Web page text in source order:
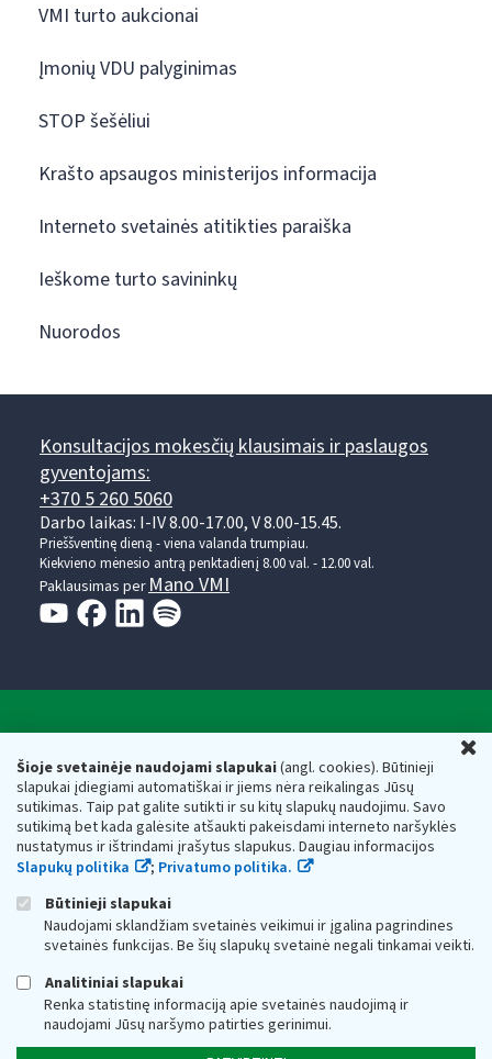
Šioje svetainėje naudojami slapukai(angl. cookies). Būtinieji
slapukai įdiegiami automatiškai ir jiems nėra reikalingas Jūsų
sutikimas. Taip pat galite sutikti ir su kitų slapukų naudojimu. Savo
sutikimą bet kada galėsite atšaukti pakeisdami interneto naršyklės
nustatymus ir ištrindami įrašytus slapukus. Daugiau informacijos
Slapukų politika
; Privatumo politika.
Būtinieji slapukai
Naudojami sklandžiam svetainės veikimui ir įgalina pagrindines
svetainės funkcijas. Be šių slapukų svetainė negali tinkamai veikti.
Analitiniai slapukai
Renka statistinę informaciją apie svetainės naudojimą ir
naudojami Jūsų naršymo patirties gerinimui.
VMI turto aukcionai
Įmonių VDU palyginimas
STOP šešėliui
Krašto apsaugos ministerijos informacija
Interneto svetainės atitikties paraiška
Ieškome turto savininkų
Nuorodos
Konsultacijos mokesčių klausimais ir paslaugos
gyventojams:
+370 5 260 5060
Darbo laikas: I-IV 8.00-17.00, V 8.00-15.45.
Prieššventinę dieną - viena valanda trumpiau.
Kiekvieno mėnesio antrą penktadienį 8.00 val. - 12.00 val.
Paklausimas per Mano VMI
Respublikos finansų ministerijos
Biudžetinė įstaiga. Juridinio asmens kodas — 188659752,
adresas: Vasario 16-osios g. 14, 01107 Vilnius, Lietuva, el.paštas:
vmi@vmi.lt, E. pristatymo dėžutės adresas 188659752
Duomenys apie Valstybinę mokesčių inspekciją prie Lietuvos
Respublikos finansų ministerijos kaupiami ir saugomi Juridinių